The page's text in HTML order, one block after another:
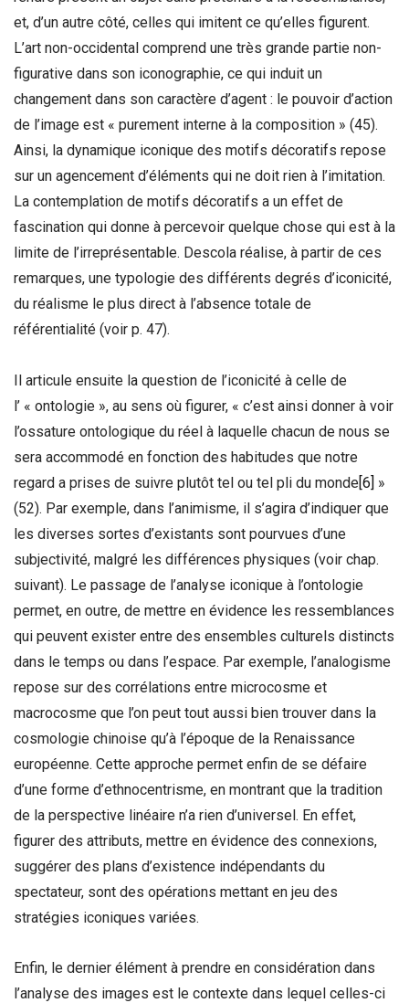
et, d’un autre côté, celles qui imitent ce qu’elles figurent.
L’art non-occidental comprend une très grande partie non-
figurative dans son iconographie, ce qui induit un
changement dans son caractère d’agent : le pouvoir d’action
de l’image est « purement interne à la composition » (45).
Ainsi, la dynamique iconique des motifs décoratifs repose
sur un agencement d’éléments qui ne doit rien à l’imitation.
La contemplation de motifs décoratifs a un effet de
fascination qui donne à percevoir quelque chose qui est à la
limite de l’irreprésentable. Descola réalise, à partir de ces
remarques, une typologie des différents degrés d’iconicité,
du réalisme le plus direct à l’absence totale de
référentialité (voir p. 47).
Il articule ensuite la question de l’iconicité à celle de
l’ « ontologie », au sens où figurer, « c’est ainsi donner à voir
l’ossature ontologique du réel à laquelle chacun de nous se
sera accommodé en fonction des habitudes que notre
regard a prises de suivre plutôt tel ou tel pli du monde[6] »
(52). Par exemple, dans l’animisme, il s’agira d’indiquer que
les diverses sortes d’existants sont pourvues d’une
subjectivité, malgré les différences physiques (voir chap.
suivant). Le passage de l’analyse iconique à l’ontologie
permet, en outre, de mettre en évidence les ressemblances
qui peuvent exister entre des ensembles culturels distincts
dans le temps ou dans l’espace. Par exemple, l’analogisme
repose sur des corrélations entre microcosme et
macrocosme que l’on peut tout aussi bien trouver dans la
cosmologie chinoise qu’à l’époque de la Renaissance
européenne. Cette approche permet enfin de se défaire
d’une forme d’ethnocentrisme, en montrant que la tradition
de la perspective linéaire n’a rien d’universel. En effet,
figurer des attributs, mettre en évidence des connexions,
suggérer des plans d’existence indépendants du
spectateur, sont des opérations mettant en jeu des
stratégies iconiques variées.
Enfin, le dernier élément à prendre en considération dans
l’analyse des images est le contexte dans lequel celles-ci